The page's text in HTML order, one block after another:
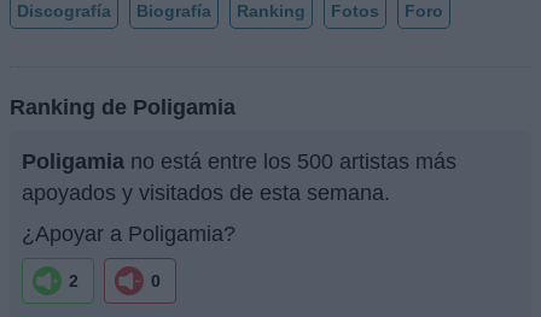
Discografía Biografía Ranking Fotos Foro
Ranking de Poligamia
Poligamia no está entre los 500 artistas más
apoyados y visitados de esta semana.
¿Apoyar a Poligamia?
2 0